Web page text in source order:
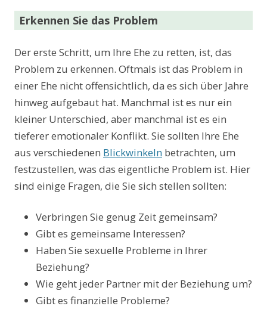
Erkennen Sie das Problem
Der erste Schritt, um Ihre Ehe zu retten, ist, das
Problem zu erkennen. Oftmals ist das Problem in
einer Ehe nicht offensichtlich, da es sich über Jahre
hinweg aufgebaut hat. Manchmal ist es nur ein
kleiner Unterschied, aber manchmal ist es ein
tieferer emotionaler Konflikt. Sie sollten Ihre Ehe
aus verschiedenen Blickwinkeln betrachten, um
festzustellen, was das eigentliche Problem ist. Hier
sind einige Fragen, die Sie sich stellen sollten:
Verbringen Sie genug Zeit gemeinsam?
Gibt es gemeinsame Interessen?
Haben Sie sexuelle Probleme in Ihrer
Beziehung?
Wie geht jeder Partner mit der Beziehung um?
Gibt es finanzielle Probleme?